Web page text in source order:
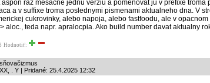
aspon raz mesacne jednu verziu a pomenovat ju v prefixe troma
a v suffixe troma poslednymi pismenami aktualneho dna. V
cukrovinky, alebo napoja, alebo fastfoodu, ale v
aloc., teda napr. apralocpia. Ako build number davat aktualny
Hodnotiť:
. Y | Pridané: 25.4.2025 12:32